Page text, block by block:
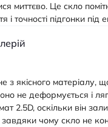
миттєво. Це скло
і точності підгонки під
з якісного матеріалу,
не деформується і
2.5D, оскільки він
чому скло не